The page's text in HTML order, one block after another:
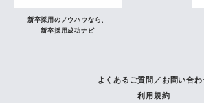
新卒採用のノウハウなら、
新卒採用成功ナビ
よくあるご質問／お問い合わ
利用規約